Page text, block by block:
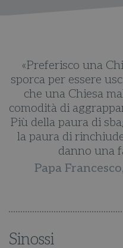
«Preferisco una
sporca per essere
che una Chiesa
comodità di
Più della paura di
la paura di
danno una
Papa
Sinossi